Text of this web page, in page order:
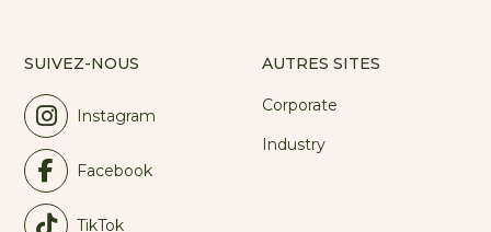
SUIVEZ-NOUS
Instagram
Facebook
TikTok
AUTRES SITES
Corporate
Industry